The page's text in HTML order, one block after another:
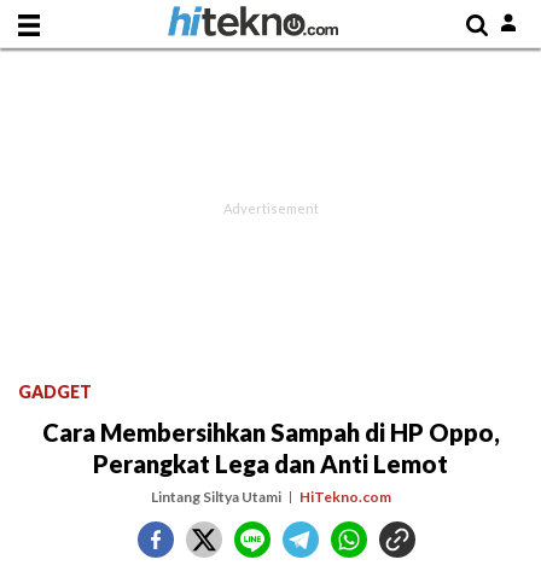
GADGET
Cara Membersihkan Sampah di HP Oppo,
Perangkat Lega dan Anti Lemot
Lintang Siltya Utami HiTekno.com